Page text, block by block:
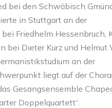
bei den Schwäbisch
in Stuttgart an der
Friedhelm Hessenbruch,
bei Dieter Kurz und Helmut
an der
liegt auf der
Gesangsensemble
Doppelquartett“.